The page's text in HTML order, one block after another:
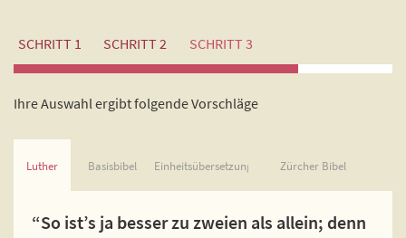
SCHRITT 1 SCHRITT 2 SCHRITT 3
Ihre Auswahl ergibt folgende Vorschläge
Luther Basisbibel Einheitsübersetzung Zürcher Bibel
“So ist’s ja besser zu zweien als allein; denn